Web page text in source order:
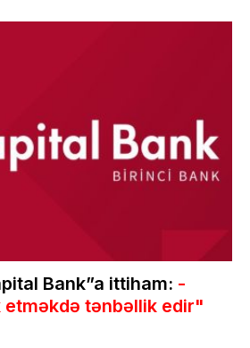
Bank”a ittiham: -
etməkdə tənbəllik edir"